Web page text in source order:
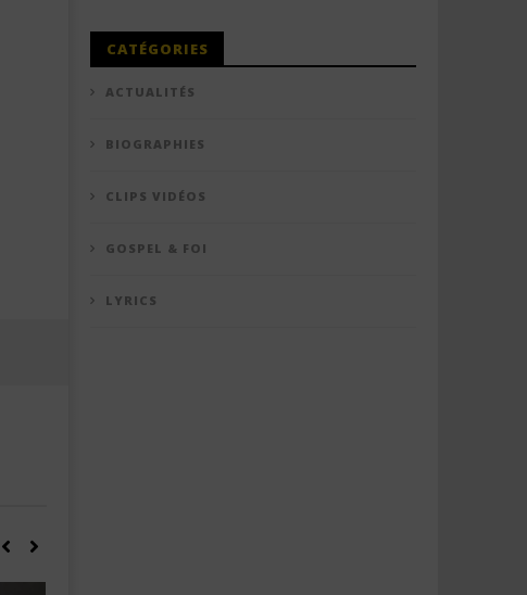
CATÉGORIES
ACTUALITÉS
BIOGRAPHIES
CLIPS VIDÉOS
GOSPEL & FOI
LYRICS